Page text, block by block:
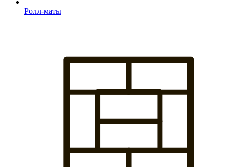
Ролл-маты